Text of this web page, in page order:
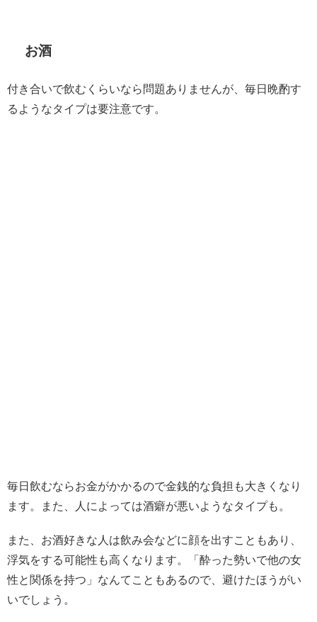
お酒
付き合いで飲むくらいなら問題ありませんが、毎日晩酌す
るようなタイプは要注意です。
毎日飲むならお金がかかるので金銭的な負担も大きくなり
ます。また、人によっては酒癖が悪いようなタイプも。
また、お酒好きな人は飲み会などに顔を出すこともあり、
浮気をする可能性も高くなります。「酔った勢いで他の女
性と関係を持つ」なんてこともあるので、避けたほうがい
いでしょう。